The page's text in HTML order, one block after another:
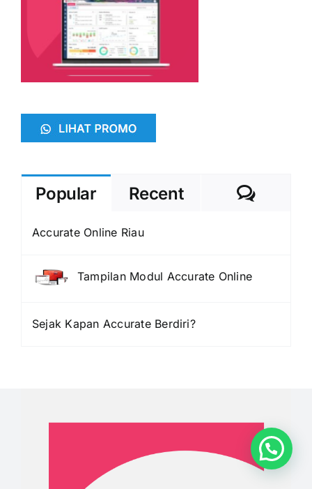
Popular Recent
Accurate Online Riau
Tampilan Modul Accurate Online
Sejak Kapan Accurate Berdiri?